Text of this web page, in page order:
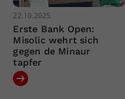
22.10.2025
Erste Bank Open:
Misolic wehrt sich
gegen de Minaur
tapfer